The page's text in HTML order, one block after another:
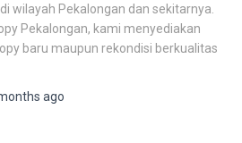
wilayah Pekalongan dan sekitarnya.
Pekalongan, kami menyediakan
baru maupun rekondisi berkualitas
ago